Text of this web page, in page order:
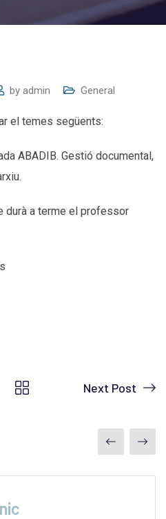
by admin General
el temes següents:
ABADIB. Gestió documental,
durà a terme el professor
Next Post